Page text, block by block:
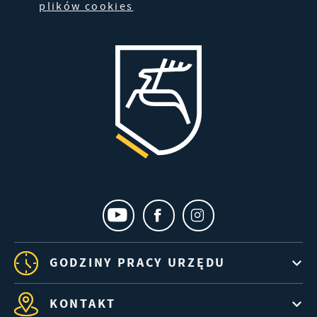
plików cookies
GODZINY PRACY URZĘDU
KONTAKT
dotyczących przeglądanej witryny internetowej.
partnerami oraz innych dostawców usług. Firmy te
działają w charakterze pośredników
prezentujących nasze treści w postaci wiadomości,
ofert, komunikatów mediów społecznościowych.